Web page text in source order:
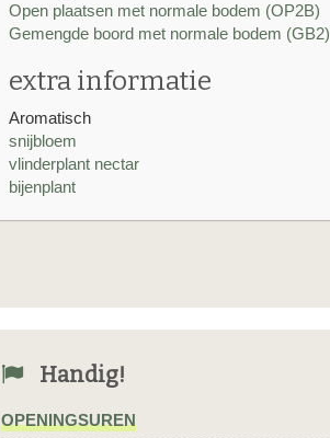
Open plaatsen met normale bodem (OP2B)
Gemengde boord met normale bodem (GB2)
extra informatie
Aromatisch
snijbloem
vlinderplant nectar
bijenplant
Handig!
OPENINGSUREN